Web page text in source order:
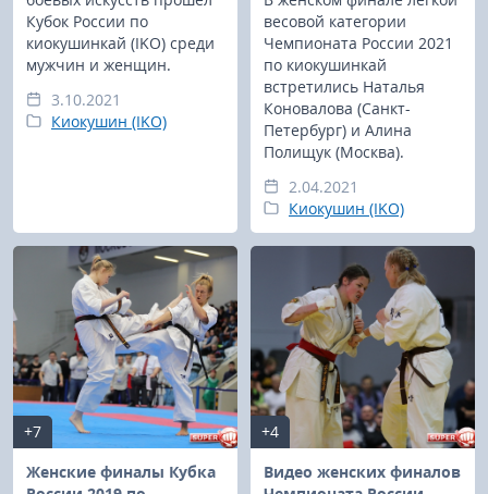
Кубок России по
киокушинкай (IKO) среди
мужчин и женщин.
3.10.2021
Киокушин (IKO)
весовой категории
Чемпионата России 2021
по киокушинкай
встретились Наталья
Коновалова (Санкт-
Петербург) и Алина
Полищук (Москва).
2.04.2021
Киокушин (IKO)
+7
Женские финалы Кубка
+4
Видео женских финалов